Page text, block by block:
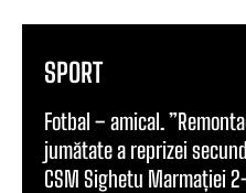
SPORT
Fotbal – amical.
jumătate a reprizei
CSM Sighetu Marmației